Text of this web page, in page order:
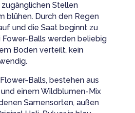
Stellen
blühen. Durch den Regen
und die Saat beginnt zu
Fower-Balls werden beliebig
Boden verteilt, kein
Balls, bestehen aus
einem Wildblumen-Mix
Samensorten, außen